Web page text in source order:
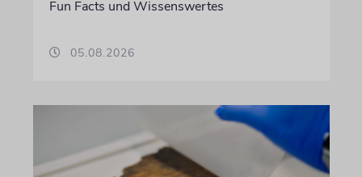
Fun Facts und Wissenswertes
05.08.2026